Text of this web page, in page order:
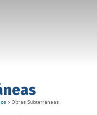
> Obras Subterráneas